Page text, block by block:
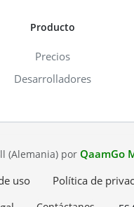
Producto
Precios
Desarrolladores
(Alemania) por QaamGo
uso
Política de